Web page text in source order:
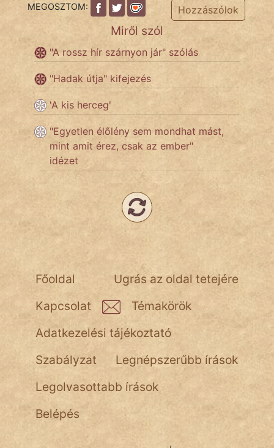
mikkamakka
vörös ördög
nagyöreg
pszichopati
szegény legény
Hoffer Botond
szemfüles
MEGOSZTOM: Hozzászólok
Miről szól
"A rossz hír szárnyon jár" szólás
"Hadak útja" kifejezés
'A kis herceg'
"Egyetlen élőlény sem mondhat mást,
mint amit érez, csak az ember"
idézet
Ugrás az oldal tetejére
Főoldal
Kapcsolat
Témakörök
Adatkezelési tájékoztató
Szabályzat
Legnépszerűbb írások
Legolvasottabb írások
Belépés